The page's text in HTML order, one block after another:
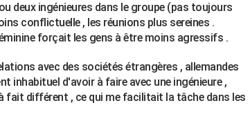
deux ingénieures dans le groupe (pas toujours
conflictuelle , les réunions plus sereines .
forçait les gens à être moins agressifs .
avec des sociétés étrangères , allemandes
inhabituel d'avoir à faire avec une ingénieure ,
différent , ce qui me facilitait la tâche dans les